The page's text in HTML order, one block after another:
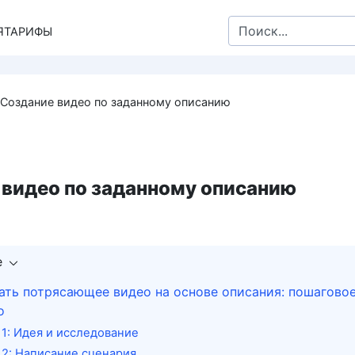
ТАРИФЫ
Search
for:
Создание видео по заданному описанию
по заданному описанию
потрясающее видео на основе описания:
Идея и исследование